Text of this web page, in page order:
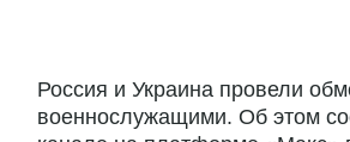
Россия и Украина провели
военнослужащими. Об этом